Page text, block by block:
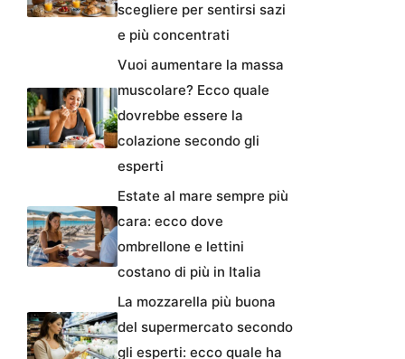
scegliere per sentirsi sazi
e più concentrati
Vuoi aumentare la massa
muscolare? Ecco quale
dovrebbe essere la
colazione secondo gli
esperti
Estate al mare sempre più
cara: ecco dove
ombrellone e lettini
costano di più in Italia
La mozzarella più buona
del supermercato secondo
gli esperti: ecco quale ha